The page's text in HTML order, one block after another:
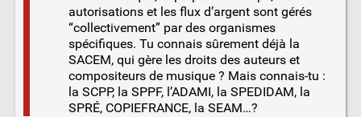
autorisations et les flux d’argent sont gérés
“collectivement” par des organismes
spécifiques. Tu connais sûrement déjà la
SACEM, qui gère les droits des auteurs et
compositeurs de musique ? Mais connais-tu :
la SCPP, la SPPF, l’ADAMI, la SPEDIDAM, la
SPRÉ, COPIEFRANCE, la SEAM…?